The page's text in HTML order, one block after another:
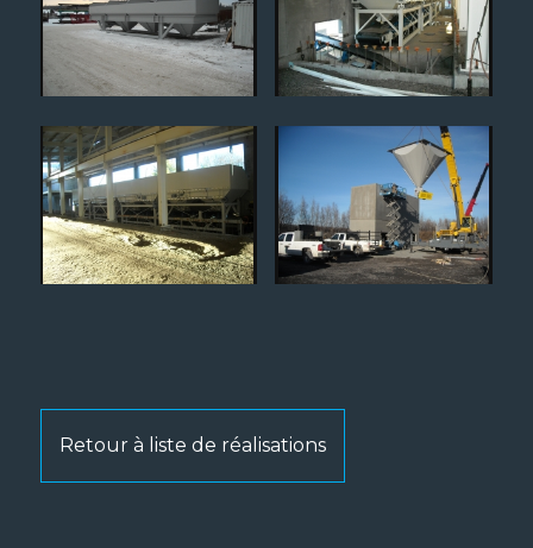
Retour à liste de réalisations